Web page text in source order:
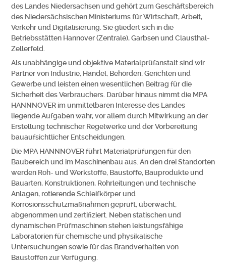
des Landes Niedersachsen und gehört zum Geschäftsbereich
des Niedersächsischen Ministeriums für Wirtschaft, Arbeit,
Verkehr und Digitalisierung. Sie gliedert sich in die
Betriebsstätten Hannover (Zentrale), Garbsen und Clausthal-
Zellerfeld.
Als unabhängige und objektive Materialprüfanstalt sind wir
Partner von Industrie, Handel, Behörden, Gerichten und
Gewerbe und leisten einen wesentlichen Beitrag für die
Sicherheit des Verbrauchers. Darüber hinaus nimmt die MPA
HANNNOVER im unmittelbaren Interesse des Landes
liegende Aufgaben wahr, vor allem durch Mitwirkung an der
Erstellung technischer Regelwerke und der Vorbereitung
bauaufsichtlicher Entscheidungen.
Die MPA HANNNOVER führt Materialprüfungen für den
Baubereich und im Maschinenbau aus. An den drei Standorten
werden Roh- und Werkstoffe, Baustoffe, Bauprodukte und
Bauarten, Konstruktionen, Rohrleitungen und technische
Anlagen, rotierende Schleifkörper und
Korrosionsschutzmaßnahmen geprüft, überwacht,
abgenommen und zertifiziert. Neben statischen und
dynamischen Prüfmaschinen stehen leistungsfähige
Laboratorien für chemische und physikalische
Untersuchungen sowie für das Brandverhalten von
Baustoffen zur Verfügung.